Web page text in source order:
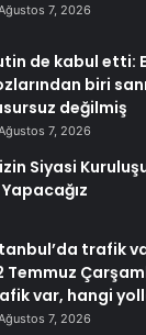
7, 2026
de kabul etti:
biri
değilmiş
7, 2026
Siyasi
trafik
Temmuz
var, hangi
7, 2026